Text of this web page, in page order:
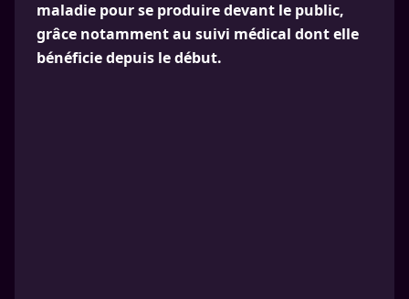
maladie pour se produire devant le public,
grâce notamment au suivi médical dont elle
bénéficie depuis le début.